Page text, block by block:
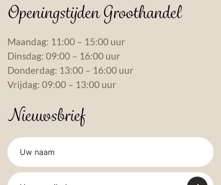
Openingstijden Groothandel
Maandag: 11:00 – 15:00 uur
Dinsdag: 09:00 – 16:00 uur
Donderdag: 13:00 – 16:00 uur
Vrijdag: 09:00 – 13:00 uur
Nieuwsbrief